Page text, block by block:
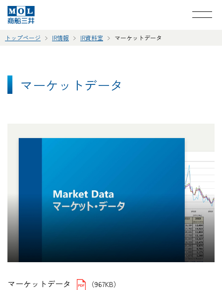
トップページ IR情報 IR資料室 マーケットデータ
マーケットデータ
マーケットデータ （967KB）